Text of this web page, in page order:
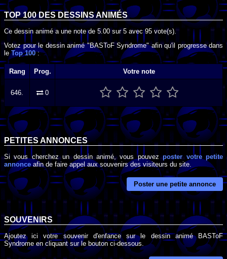
TOP 100 DES DESSINS ANIMÉS
Ce dessin animé a une note de 5.00sur5 avec95 vote(s).
Votez pour le dessin animé "BASToF Syndrome" afin qu'il progresse dans
leTop 100:
Rang Prog. Votre note
646. 0
PETITES ANNONCES
Si vous cherchez un dessin animé, vous pouvezposter votre petite
annonce afin de faire appel aux souvenirs des visiteurs du site.
Poster une petite annonce
SOUVENIRS
Ajoutez ici votre souvenir d'enfance sur le dessin animé BASToF
Syndrome en cliquant sur le bouton ci-dessous.